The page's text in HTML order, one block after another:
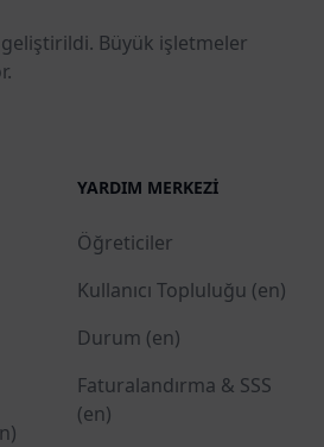
Büyük işletmeler
YARDIM MERKEZI
Öğreticiler
Kullanıcı Topluluğu (en)
Durum (en)
Faturalandırma & SSS
(en)